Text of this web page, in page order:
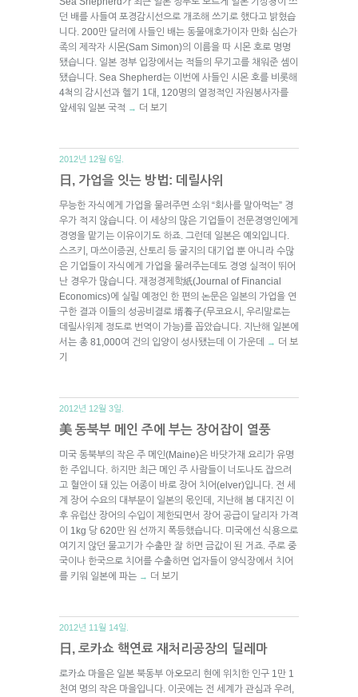
던 배를 사들여 포경감시선으로 개조해 쓰기로 했다고 밝혔습
니다. 200만 달러에 사들인 배는 동물애호가이자 만화 심슨가
족의 제작자 시몬(Sam Simon)의 이름을 따 시몬 호로 명명
됐습니다. 일본 정부 입장에서는 적들의 무기고를 채워준 셈이
됐습니다. Sea Shepherd는 이번에 사들인 시몬 호를 비롯해
4척의 감시선과 헬기 1대, 120명의 열정적인 자원봉사자를
앞세워 일본 국적 → 더 보기
2012년 12월 6일.
日, 가업을 잇는 방법: 데릴사위
무능한 자식에게 가업을 물려주면 소위 “회사를 말아먹는” 경
우가 적지 않습니다. 이 세상의 많은 기업들이 전문경영인에게
경영을 맡기는 이유이기도 하죠. 그런데 일본은 예외입니다.
스즈키, 마쓰이증권, 산토리 등 굴지의 대기업 뿐 아니라 수많
은 기업들이 자식에게 가업을 물려주는데도 경영 실적이 뛰어
난 경우가 많습니다. 재정경제학紙(Journal of Financial
Economics)에 실릴 예정인 한 편의 논문은 일본의 가업을 연
구한 결과 이들의 성공비결로 壻養子(무코요시, 우리말로는
데릴사위제 정도로 번역이 가능)를 꼽았습니다. 지난해 일본에
서는 총 81,000여 건의 입양이 성사됐는데 이 가운데
→ 더 보
기
2012년 12월 3일.
美 동북부 메인 주에 부는 장어잡이 열풍
미국 동북부의 작은 주 메인(Maine)은 바닷가재 요리가 유명
한 주입니다. 하지만 최근 메인 주 사람들이 너도나도 잡으려
고 혈안이 돼 있는 어종이 바로 장어 치어(elver)입니다. 전 세
계 장어 수요의 대부분이 일본의 몫인데, 지난해 봄 대지진 이
후 유럽산 장어의 수입이 제한되면서 장어 공급이 달리자 가격
이 1kg 당 620만 원 선까지 폭등했습니다. 미국에선 식용으로
여기지 않던 물고기가 수출만 잘 하면 금값이 된 거죠. 주로 중
국이나 한국으로 치어를 수출하면 업자들이 양식장에서 치어
를 키워 일본에 파는 → 더 보기
2012년 11월 14일.
日, 로카쇼 핵연료 재처리공장의 딜레마
로카쇼 마을은 일본 북동부 아오모리 현에 위치한 인구 1만 1
천여 명의 작은 마을입니다. 이곳에는 전 세계가 관심과 우려,